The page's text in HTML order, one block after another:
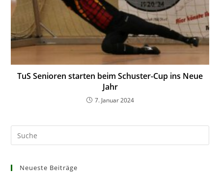
TuS Senioren starten beim Schuster-Cup ins Neue
Jahr
7. Januar 2024
Neueste Beiträge